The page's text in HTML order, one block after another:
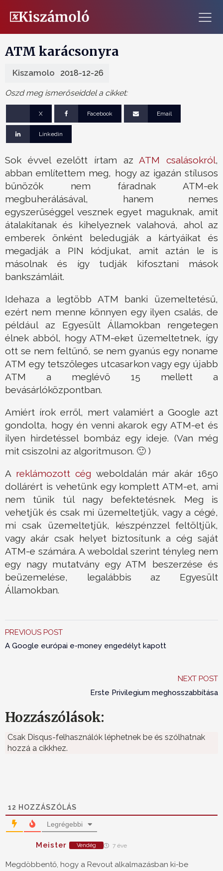
ATM karácsonyra
Kiszamolo 2018-12-26
Oszd meg ismerőseiddel a cikket:
X Facebook Email
Linkedin
Sok évvel ezelőtt írtam azATM csalásokról,
abban említettem meg, hogy az igazán stílusos
bűnözők nem fáradnak ATM-ek
megbuherálásával, hanem nemes
egyszerűséggel vesznek egyet maguknak, amit
átalakítanak és kihelyeznek valahová, ahol az
emberek önként beledugják a kártyáikat és
megadják a PIN kódjukat, amit aztán le is
másolnak és így tudják kifosztani mások
bankszámláit.
Idehaza a legtöbb ATM banki üzemeltetésű,
ezért nem menne könnyen egy ilyen csalás, de
például az Egyesült Államokban rengetegen
élnek abból, hogy ATM-eket üzemeltetnek, így
ott se nem feltűnő, se nem gyanús egy noname
ATM egy tetszőleges utcasarkon vagy egy újabb
ATM a meglévő 15 mellett a
bevásárlóközpontban.
Amiért írok erről, mert valamiért a Google azt
gondolta, hogy én venni akarok egy ATM-et és
ilyen hirdetéssel bombáz egy ideje. (Van még
mit csiszolni az algoritmuson. 🙂 )
A reklámozott cég weboldalán már akár 1650
dollárért is vehetünk egy komplett ATM-et, ami
nem tűnik túl nagy befektetésnek. Meg is
vehetjük és csak mi üzemeltetjük, vagy a cégé,
mi csak üzemeltetjük, készpénzzel feltöltjük,
vagy akár csak helyet biztosítunk a cég saját
ATM-e számára. A weboldal szerint tényleg nem
egy nagy mutatvány egy ATM beszerzése és
beüzemelése, legalábbis az Egyesült
Államokban.
PREVIOUS POST
A Google európai e-money engedélyt kapott
NEXT POST
Erste Privilegium meghosszabbítása
Hozzászólások:
Csak Disqus-felhasználók léphetnek be és szólhatnak
hozzá a cikkhez.
12 HOZZÁSZÓLÁS
Legrégebbi
Meister Vendég 7 éve
Megdöbbentő, hogy a Revout alkalmazásban ki-be